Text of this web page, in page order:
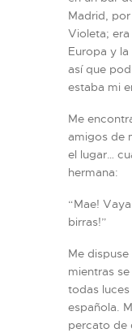
BUY
Madrid,
Violeta;
Europa y
así que
estaba mi
Me
amigos de
el lugar…
hermana:
“Mae!
birras!”
Me
mientras
todas
española.
percato de